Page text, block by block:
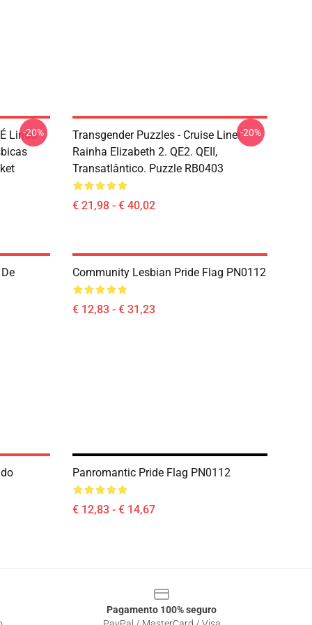
Lindo
-20%
Transgender Puzzles - Cruise Liner.
Rainha Elizabeth 2. QE2. QEII,
Transatlântico. Puzzle RB0403
€ 21,98 - € 40,02
-20%
Community Lesbian Pride Flag PN0112
€ 12,83 - € 31,23
Panromantic Pride Flag PN0112
€ 12,83 - € 14,67
Pagamento 100% seguro